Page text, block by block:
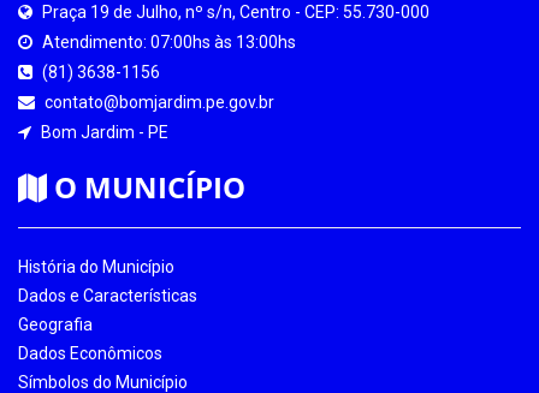
Praça 19 de Julho, nº s/n, Centro - CEP: 55.730-000
Atendimento: 07:00hs às 13:00hs
(81) 3638-1156
contato@bomjardim.pe.gov.br
Bom Jardim - PE
O MUNICÍPIO
História do Município
Dados e Características
Geografia
Dados Econômicos
Símbolos do Município